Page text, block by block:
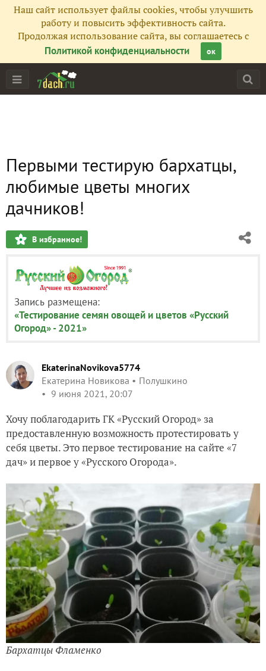
Наш сайт использует файлы cookies, чтобы улучшить
работу и повысить эффективность сайта.
Продолжая использование сайта, вы соглашаетесь с
Политикой конфиденциальности
ок
Первыми тестирую бархатцы,
любимые цветы многих
дачников!
В избранное!
Запись размещена:
«Тестирование семян овощей и цветов «Русский
Огород» - 2021»
EkaterinaNovikova5774
Екатерина Новикова
Полушкино
9 июня 2021, 20:07
Хочу поблагодарить ГК «Русский Огород» за
предоставленную возможность протестировать у
себя цветы. Это первое тестирование на сайте «7
дач» и первое у «Русского Огорода».
Бархатцы Фламенко